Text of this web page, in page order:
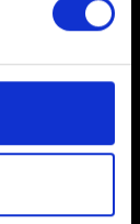
is processed
위해
이트 이용
소셜
선호도를